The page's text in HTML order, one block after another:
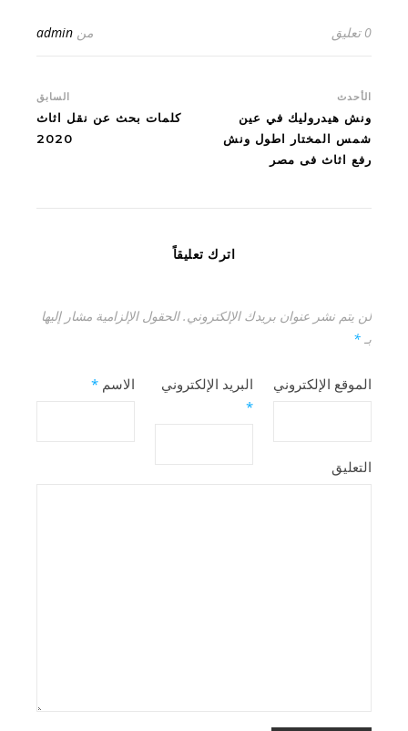
من admin 0 تعليق
السابق
كلمات بحث عن نقل اثاث
2020
الأحدث
ونش هيدروليك في عين
شمس المختار اطول ونش
رفع اثاث فى مصر
اترك تعليقاً
لن يتم نشر عنوان بريدك الإلكتروني. الحقول الإلزامية مشار إليها
بـ *
الاسم *
البريد الإلكتروني
*
الموقع الإلكتروني
التعليق